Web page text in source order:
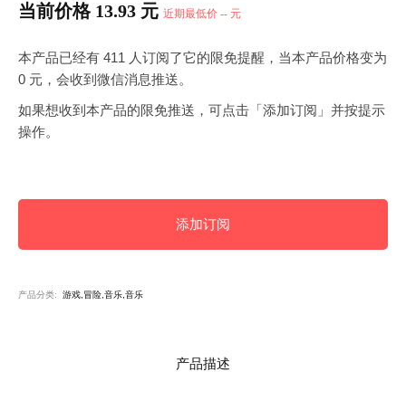
当前价格 13.93 元 近期最低价 -- 元
本产品已经有 411 人订阅了它的限免提醒，当本产品价格变为
0 元，会收到微信消息推送。
如果想收到本产品的限免推送，可点击「添加订阅」并按提示
操作。
添加订阅
产品分类: 游戏,冒险,音乐,音乐
产品描述